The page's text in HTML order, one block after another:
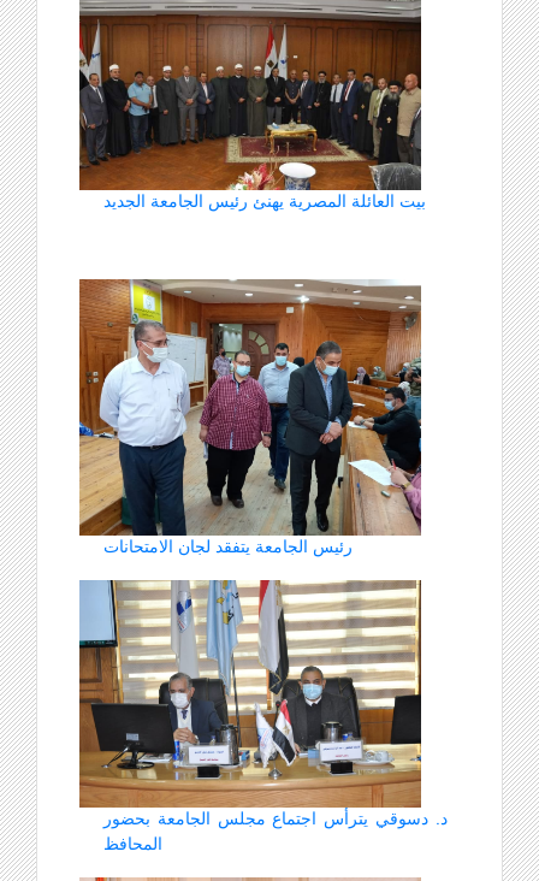
بيت العائلة المصرية يهنئ رئيس الجامعة الجديد
رئيس الجامعة يتفقد لجان الامتحانات
د. دسوقي يترأس اجتماع مجلس الجامعة بحضور
المحافظ